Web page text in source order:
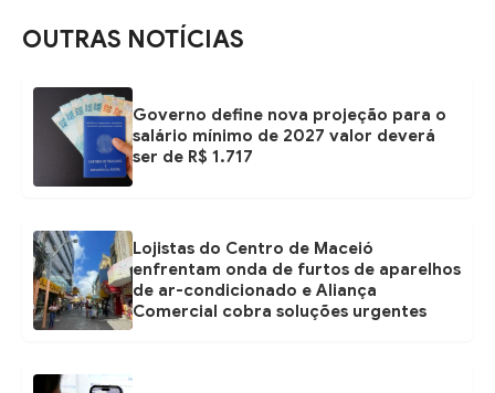
OUTRAS NOTÍCIAS
Governo define nova projeção para o
salário mínimo de 2027 valor deverá
ser de R$ 1.717
Lojistas do Centro de Maceió
enfrentam onda de furtos de aparelhos
de ar-condicionado e Aliança
Comercial cobra soluções urgentes